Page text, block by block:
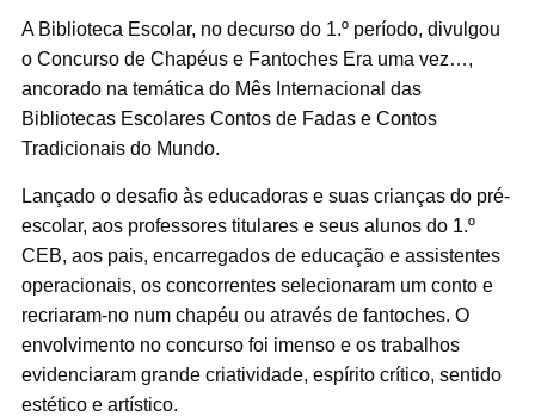
A Biblioteca Escolar, no decurso do 1.º período, divulgou
o Concurso de Chapéus e Fantoches Era uma vez…,
ancorado na temática do Mês Internacional das
Bibliotecas Escolares Contos de Fadas e Contos
Tradicionais do Mundo.
Lançado o desafio às educadoras e suas crianças do pré-
escolar, aos professores titulares e seus alunos do 1.º
CEB, aos pais, encarregados de educação e assistentes
operacionais, os concorrentes selecionaram um conto e
recriaram-no num chapéu ou através de fantoches. O
envolvimento no concurso foi imenso e os trabalhos
evidenciaram grande criatividade, espírito crítico, sentido
estético e artístico.